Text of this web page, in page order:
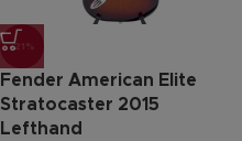
-21%
Fender American Elite
Stratocaster 2015
Lefthand